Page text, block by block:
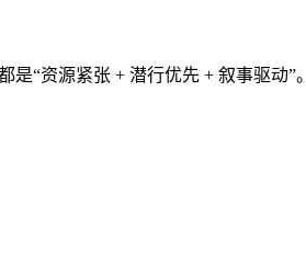
“资源紧张 + 潜行优先 + 叙事驱动”。